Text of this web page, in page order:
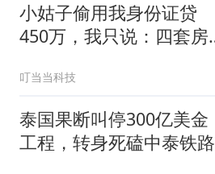
小姑子偷用我身份证贷
450万，我只说：四套房
叮当当科技
泰国果断叫停300亿美金
工程，转身死磕中泰铁路